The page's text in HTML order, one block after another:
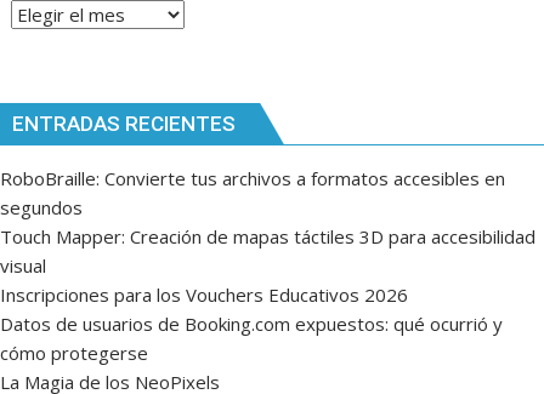
Archivos
ENTRADAS RECIENTES
RoboBraille: Convierte tus archivos a formatos accesibles en
segundos
Touch Mapper: Creación de mapas táctiles 3D para accesibilidad
visual
Inscripciones para los Vouchers Educativos 2026
Datos de usuarios de Booking.com expuestos: qué ocurrió y
cómo protegerse
La Magia de los NeoPixels